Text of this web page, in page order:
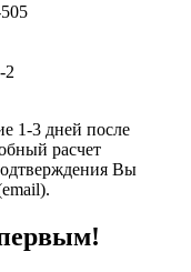
2
1-3 дней после
расчет
Вы